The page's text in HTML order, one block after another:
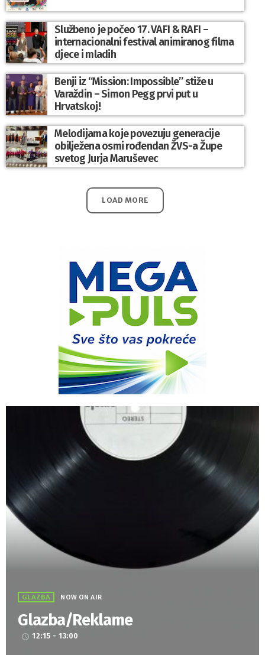
Službeno je počeo 17. VAFI & RAFI –
internacionalni festival animiranog filma
djece i mladih
Benji iz “Mission: Impossible” stiže u
Varaždin – Simon Pegg prvi put u
Hrvatskoj!
Melodijama koje povezuju generacije
obilježena osmi rođendan ŽVS-a Župe
svetog Jurja Maruševec
LOAD MORE
GLAZBA NOW ON AIR
Glazba/Reklame
access_time 12:15 - 13:00